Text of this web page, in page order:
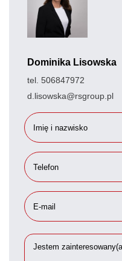
Dominika Lisowska
tel. 506847972
d.lisowska@rsgroup.pl